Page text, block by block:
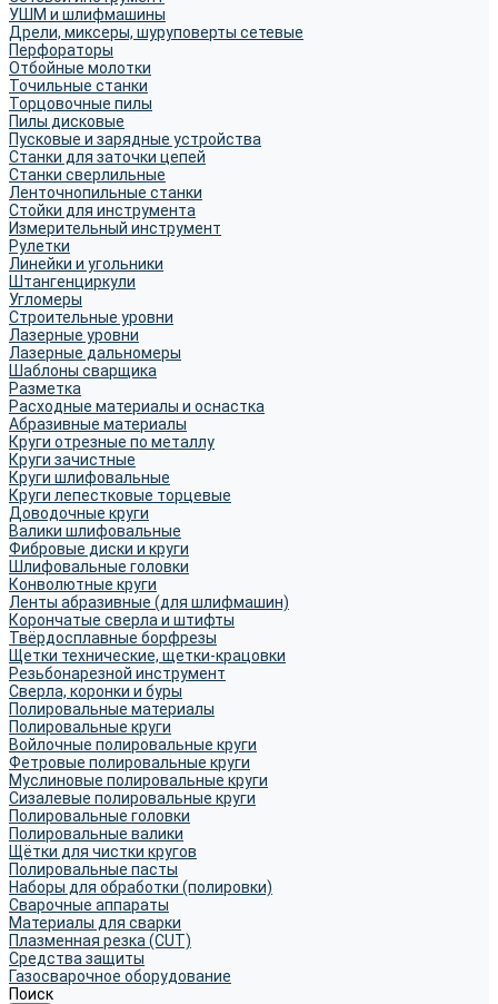
УШМ и шлифмашины
Дрели, миксеры, шуруповерты сетевые
Перфораторы
Отбойные молотки
Точильные станки
Торцовочные пилы
Пилы дисковые
Пусковые и зарядные устройства
Станки для заточки цепей
Станки сверлильные
Ленточнопильные станки
Стойки для инструмента
Измерительный инструмент
Рулетки
Линейки и угольники
Штангенциркули
Угломеры
Строительные уровни
Лазерные уровни
Лазерные дальномеры
Шаблоны сварщика
Разметка
Расходные материалы и оснастка
Абразивные материалы
Круги отрезные по металлу
Круги зачистные
Круги шлифовальные
Круги лепестковые торцевые
Доводочные круги
Валики шлифовальные
Фибровые диски и круги
Шлифовальные головки
Конволютные круги
Ленты абразивные (для шлифмашин)
Корончатые сверла и штифты
Твёрдосплавные борфрезы
Щетки технические, щетки-крацовки
Резьбонарезной инструмент
Сверла, коронки и буры
Полировальные материалы
Полировальные круги
Войлочные полировальные круги
Фетровые полировальные круги
Муслиновые полировальные круги
Cизалевые полировальные круги
Полировальные головки
Полировальные валики
Щётки для чистки кругов
Полировальные пасты
Наборы для обработки (полировки)
Сварочные аппараты
Материалы для сварки
Плазменная резка (CUT)
Средства защиты
Газосварочное оборудование
Поиск